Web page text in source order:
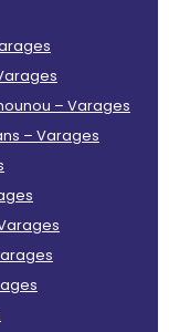
– Varages
– Varages